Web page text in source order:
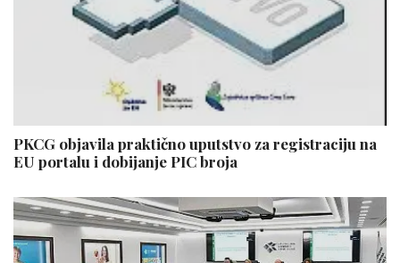
PKCG objavila praktično uputstvo za registraciju na
EU portalu i dobijanje PIC broja